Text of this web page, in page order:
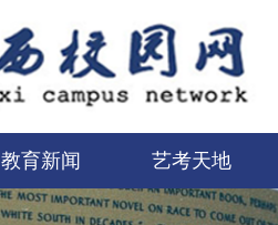
教育新闻 艺考天地